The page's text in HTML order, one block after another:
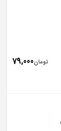
تومان79,000